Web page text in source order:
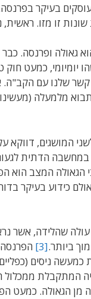
בעיקר בפרנסה,
זו מזו.
גאולה ופרנסה.
יומיומי, כמעט
קשר שלנו עם
מלמעלה
המושגים, דווקא
הדתית לגעור
הגאולה המצב
כידוע בעיקר
שהלידה, אשר
ביותר.[3]
ניסים
ממכלול
מן הגאולה. כמעט